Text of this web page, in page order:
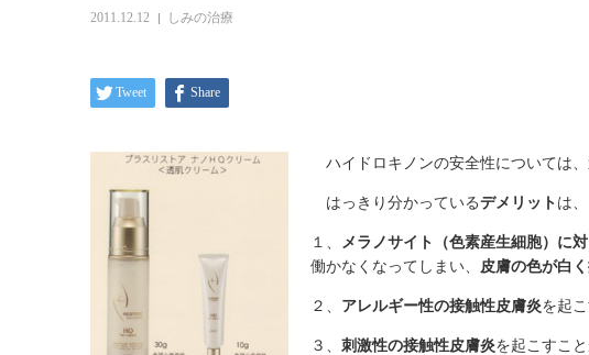
2011.12.12 しみの治療
Tweet Share
ハイドロキノンの安全性については、
はっきり分かっているデメリット は、
１、 メラノサイト（色素産生細胞）に
働かなくなってしまい、 皮膚の色が白
２、 アレルギー性の接触性皮膚炎を起
３、 刺激性の接触性皮膚炎を起こすこ